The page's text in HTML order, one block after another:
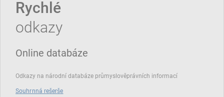
Rychlé
odkazy
Online databáze
Odkazy na národní databáze průmyslověprávních informací
Souhrnná rešerše